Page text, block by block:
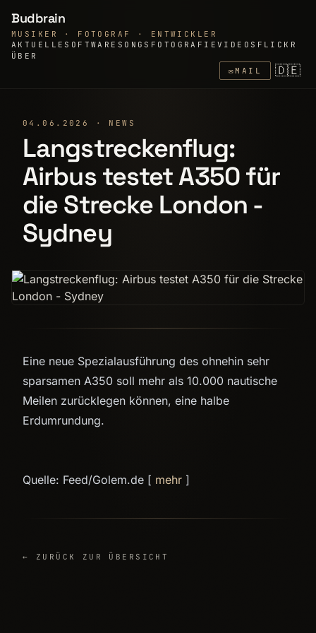
Budbrain
MUSIKER · FOTOGRAF · ENTWICKLER
AKTUELLE SOFTWARE SONGS FOTOGRAFIEVIDEOS FLICKR
ÜBER
✉MAIL 🇩🇪
04.06.2026 · NEWS
Langstreckenflug:
Airbus testet A350 für
die Strecke London -
Sydney
Eine neue Spezialausführung des ohnehin sehr
sparsamen A350 soll mehr als 10.000 nautische
Meilen zurücklegen können, eine halbe
Erdumrundung.
Quelle: Feed/Golem.de [ mehr ]
← ZURÜCK ZUR ÜBERSICHT